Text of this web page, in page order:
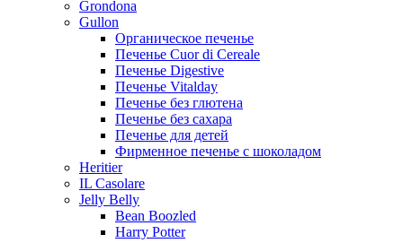
Grondona
Gullon
Органическое печенье
Печенье Cuor di Cereale
Печенье Digestive
Печенье Vitalday
Печенье без глютена
Печенье без сахара
Печенье для детей
Фирменное печенье с шоколадом
Heritier
IL Casolare
Jelly Belly
Bean Boozled
Harry Potter